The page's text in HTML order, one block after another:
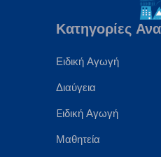
Κατηγορίες
Ειδική Αγωγή
Διαύγεια
Eιδική Αγωγή
Μαθητεία